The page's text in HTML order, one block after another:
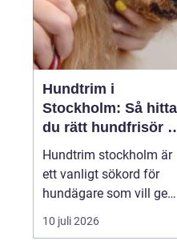
Hundtrim i
Stockholm: Så
du rätt hundfrisör i
huvudstaden
Hundtrim stockholm är
ett vanligt sökord för
hundägare som vill ge
sin hund professionell
pälsvård i en trygg miljö.
10 juli 2026